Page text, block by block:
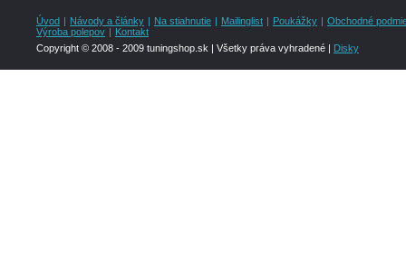
Úvod | Návody a články | Na stiahnutie | Mailinglist | Poukážky | Obchodné
Výroba polepov | Kontakt
Copyright © 2008 - 2009 tuningshop.sk | Všetky práva vyhradené | Disky